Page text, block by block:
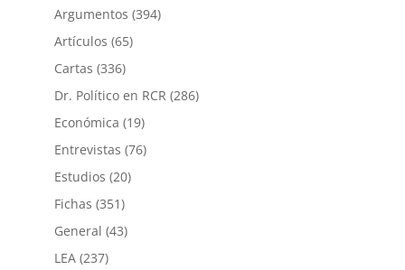
Argumentos (394)
Artículos (65)
Cartas (336)
Dr. Político en RCR (286)
Económica (19)
Entrevistas (76)
Estudios (20)
Fichas (351)
General (43)
LEA(237)